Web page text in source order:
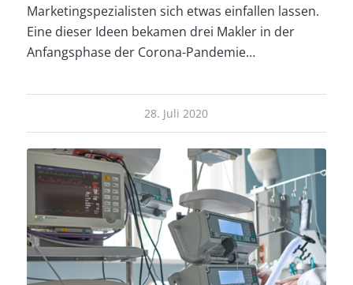
Marketingspezialisten sich etwas einfallen lassen.
Eine dieser Ideen bekamen drei Makler in der
Anfangsphase der Corona-Pandemie…
28. Juli 2020